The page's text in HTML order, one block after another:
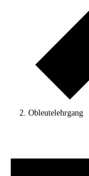
Obleutelehrgang